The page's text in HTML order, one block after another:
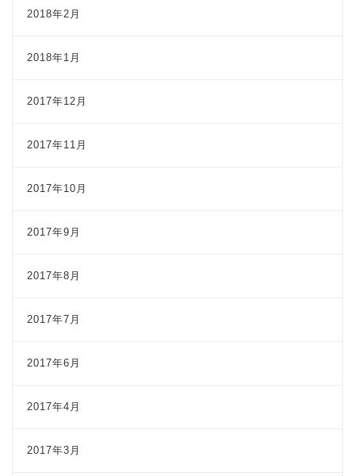
2018年2月
2018年1月
2017年12月
2017年11月
2017年10月
2017年9月
2017年8月
2017年7月
2017年6月
2017年4月
2017年3月